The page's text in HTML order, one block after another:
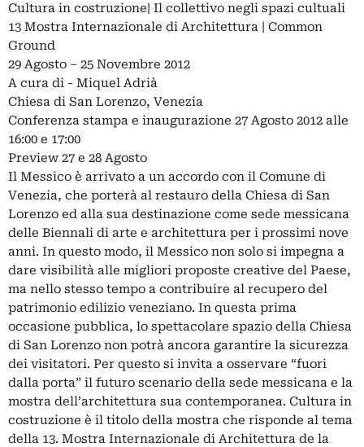
Cultura in costruzione| Il collettivo negli spazi cultuali
13 Mostra Internazionale di Architettura | Common
Ground
29 Agosto – 25 Novembre 2012
A cura di - Miquel Adrià
Chiesa di San Lorenzo, Venezia
Conferenza stampa e inaugurazione 27 Agosto 2012 alle
16:00 e 17:00
Preview 27 e 28 Agosto
Il Messico è arrivato a un accordo con il Comune di
Venezia, che porterà al restauro della Chiesa di San
Lorenzo ed alla sua destinazione come sede messicana
delle Biennali di arte e architettura per i prossimi nove
anni. In questo modo, il Messico non solo si impegna a
dare visibilità alle migliori proposte creative del Paese,
ma nello stesso tempo a contribuire al recupero del
patrimonio edilizio veneziano. In questa prima
occasione pubblica, lo spettacolare spazio della Chiesa
di San Lorenzo non potrà ancora garantire la sicurezza
dei visitatori. Per questo si invita a osservare “fuori
dalla porta” il futuro scenario della sede messicana e la
mostra dell’architettura sua contemporanea. Cultura in
costruzione è il titolo della mostra che risponde al tema
della 13. Mostra Internazionale di Architettura de la